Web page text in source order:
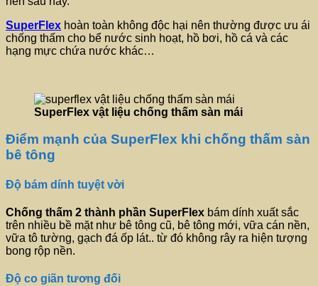
SuperFlex hoàn toàn không độc hại nên thường được ưu ái
chống thấm cho bể nước sinh hoạt, hồ bơi, hồ cá và các
hạng mực chứa nước khác…
SuperFlex vật liệu chống thấm sàn mái
Điểm mạnh của SuperFlex khi chống thấm sàn
bê tông
Độ bám dính tuyệt vời
Chống thấm 2 thành phần SuperFlex bám dính xuất sắc
trên nhiều bề mặt như bê tông cũ, bê tông mới, vữa cán nền,
vữa tô tường, gạch đá ốp lát.. từ đó không rây ra hiện tượng
bong rộp nền.
Độ co giãn tương đối